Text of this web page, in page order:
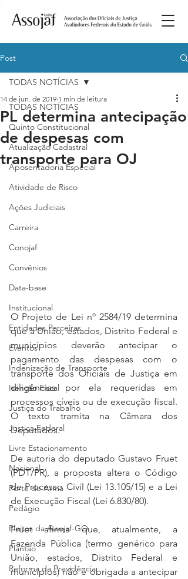
Post
TODAS NOTÍCIAS
Quinto Constitucional
Atualização Cadastral
Aposentadoria Especial
Atividade de Risco
Ações Judiciais
Carreira
Conojaf
Convênios
Data-base
Institucional
Entidades Parceiras
Eventos
Indenização de Transporte
Isenção Fiscal
Justiça do Trabalho
Justiça Federal
Livre Estacionamento
Nacional
Porte de Arma
Pedágio
Pleitos da Assojaf-GO
Plantão
Reforma da Previdência
TODAS NOTÍCIAS
PL determina antecipação
de despesas com
transporte para OJ
14 de jun. de 2019 1 min de leitura
O Projeto de Lei nº 2584/19 determina
que a União, estados, Distrito Federal e
municípios deverão antecipar o
pagamento das despesas com o
transporte dos Oficiais de Justiça em
diligências por ela requeridas em
processos cíveis ou de execução fiscal.
O texto tramita na Câmara dos
Deputados.
De autoria do deputado Gustavo Fruet
(PDT/PR), a proposta altera o Código
de Processo Civil (Lei 13.105/15) e a Lei
de Execução Fiscal (Lei 6.830/80).
Fruet afirma que, atualmente, a
Fazenda Pública (termo genérico para
União, estados, Distrito Federal e
municípios) não é obrigada a antecipar